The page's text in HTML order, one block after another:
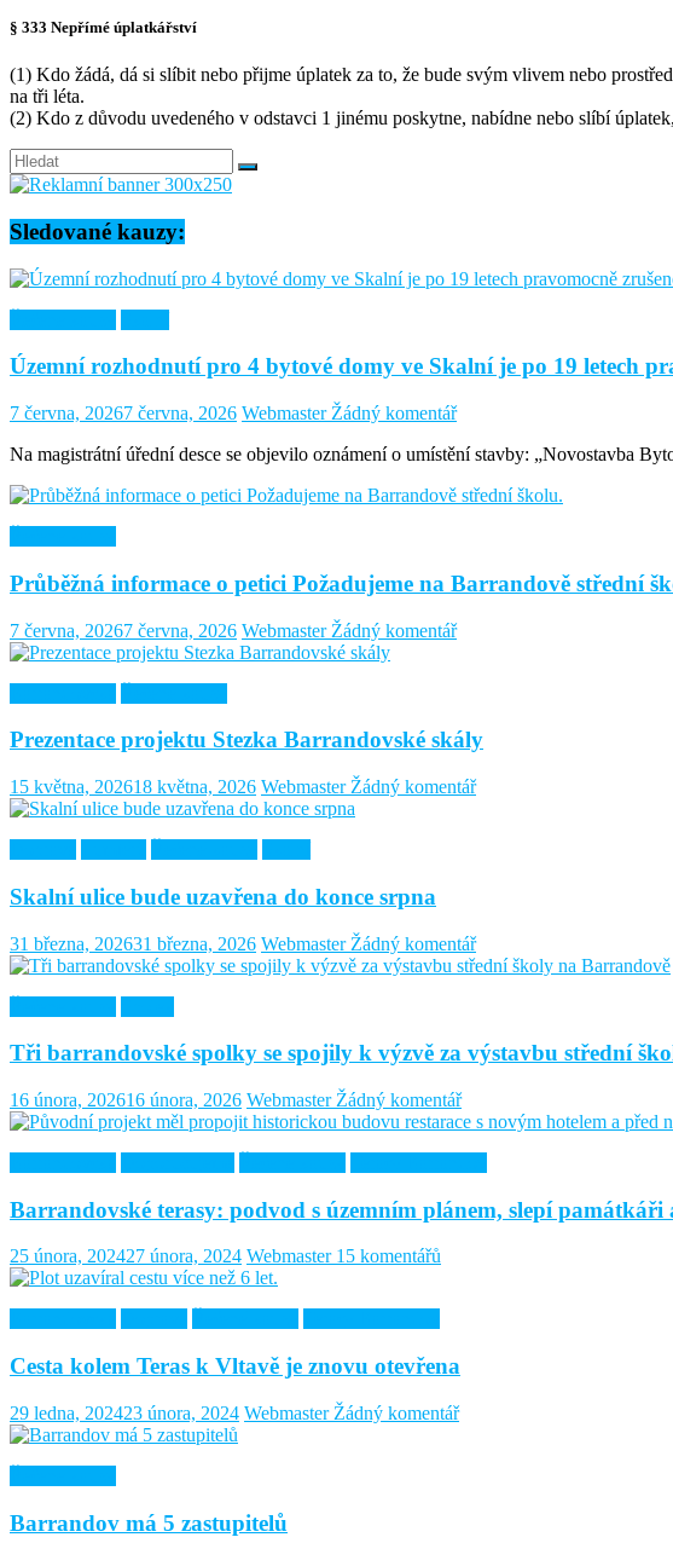
§ 333 Nepřímé úplatkářství
(1) Kdo žádá, dá si slíbit nebo přijme úplatek za to, že bude svým vlivem nebo
na tři léta.
(2) Kdo z důvodu uvedeného v odstavci 1 jinému poskytne, nabídne nebo slíbí
Sledované kauzy:
Územní rozhodnutí pro 4 bytové domy ve Skalní je po 19 letech
7 června, 20267 června, 2026 Webmaster Žádný komentář
Na magistrátní úřední desce se objevilo oznámení o umístění stavby: „Novostavba
Průběžná informace o petici Požadujeme na Barrandově střední
7 června, 20267 června, 2026 Webmaster Žádný komentář
Prezentace projektu Stezka Barrandovské skály
15 května, 202618 května, 2026 Webmaster Žádný komentář
Skalní ulice bude uzavřena do konce srpna
31 března, 202631 března, 2026 Webmaster Žádný komentář
Tři barrandovské spolky se spojily k výzvě za výstavbu střední
16 února, 202616 února, 2026 Webmaster Žádný komentář
Barrandovské terasy: podvod s územním plánem, slepí
25 února, 202427 února, 2024 Webmaster 15 komentářů
Cesta kolem Teras k Vltavě je znovu otevřena
29 ledna, 202423 února, 2024 Webmaster Žádný komentář
Barrandov má 5 zastupitelů